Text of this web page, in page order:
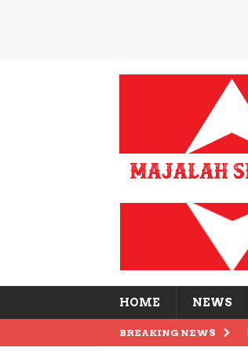
HOME NEWS
BREAKING NEWS